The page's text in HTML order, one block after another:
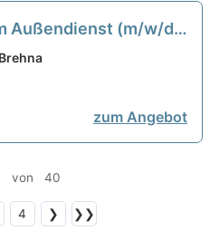
Außendienst (m/w/d)
zum Angebot
von 40
4 ❯ ❯❯